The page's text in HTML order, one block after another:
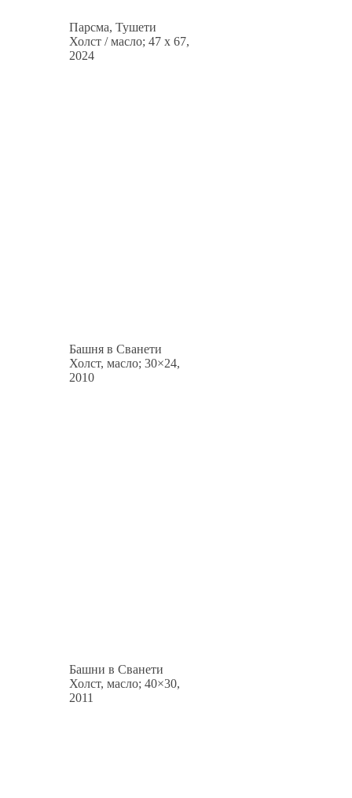
Парсма, Тушети
Холст / масло; 47 x 67,
2024
Башня в Сванети
Холст, масло; 30×24,
2010
Башни в Сванети
Холст, масло; 40×30,
2011